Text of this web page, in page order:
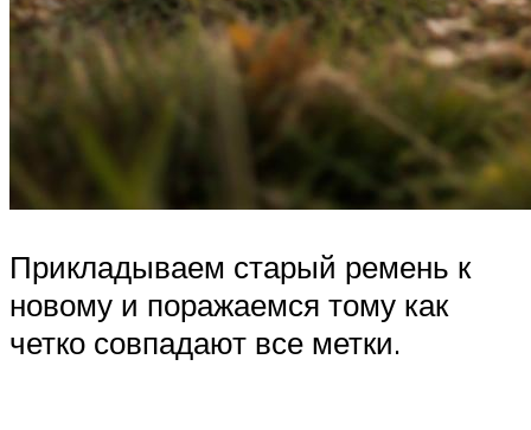
Прикладываем старый ремень к
новому и поражаемся тому как
четко совпадают все метки.